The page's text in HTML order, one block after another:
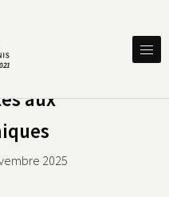
aux
2025